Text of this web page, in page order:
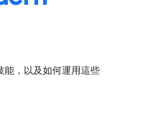
能，以及如何運用這些